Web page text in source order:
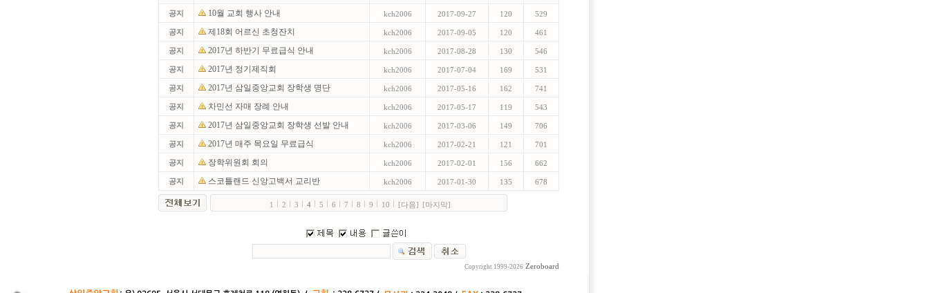
공지 10월 교회 행사 안내 kch2006 2017-09-27 120 529
공지 제18회 어르신 초청잔치 kch2006 2017-09-05 120 461
공지 2017년 하반기 무료급식 안내 kch2006 2017-08-28 130 546
공지 2017년 정기제직회 kch2006 2017-07-04 169 531
공지 2017년 삼일중앙교회 장학생 명단 kch2006 2017-05-16 162 741
공지 차민선 자매 장례 안내 kch2006 2017-05-17 119 543
공지 2017년 삼일중앙교회 장학생 선발 안내 kch2006 2017-03-06 149 706
공지 2017년 매주 목요일 무료급식 kch2006 2017-02-21 121 701
공지 장학위원회 회의 kch2006 2017-02-01 156 662
공지 스코틀랜드 신앙고백서 교리반 kch2006 2017-01-30 135 678
1 2 3 4 5 6 7 8 9 10 [다음] [마지막]
Copyright 1999-2026 Zeroboard